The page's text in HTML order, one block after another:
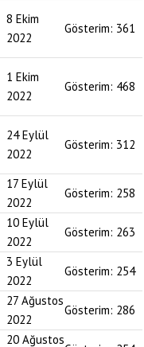
8 Ekim
2022
Gösterim: 361
1 Ekim
2022
Gösterim: 468
24 Eylül
2022
Gösterim: 312
17 Eylül
2022
Gösterim: 258
10 Eylül
2022
Gösterim: 263
3 Eylül
2022
Gösterim: 254
27 Ağustos
2022
Gösterim: 286
20 Ağustos